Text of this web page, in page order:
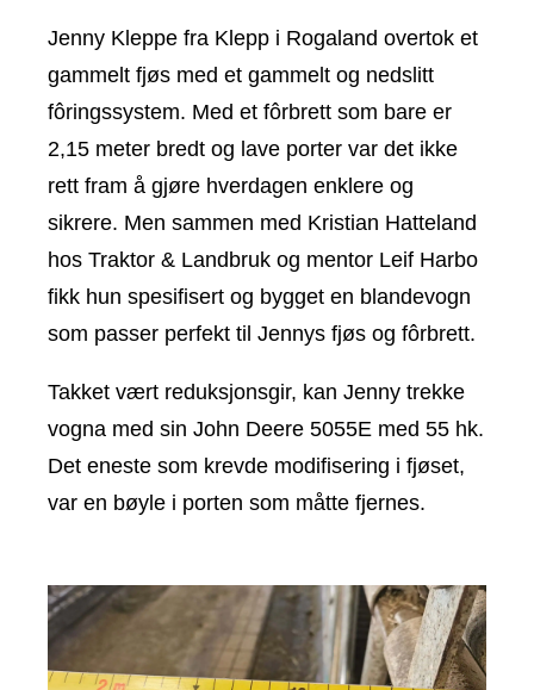
Jenny Kleppe fra Klepp i Rogaland overtok et
gammelt fjøs med et gammelt og nedslitt
fôringssystem. Med et fôrbrett som bare er
2,15 meter bredt og lave porter var det ikke
rett fram å gjøre hverdagen enklere og
sikrere. Men sammen med Kristian Hatteland
hos Traktor & Landbruk og mentor Leif Harbo
fikk hun spesifisert og bygget en blandevogn
som passer perfekt til Jennys fjøs og fôrbrett.
Takket vært reduksjonsgir, kan Jenny trekke
vogna med sin John Deere 5055E med 55 hk.
Det eneste som krevde modifisering i fjøset,
var en bøyle i porten som måtte fjernes.